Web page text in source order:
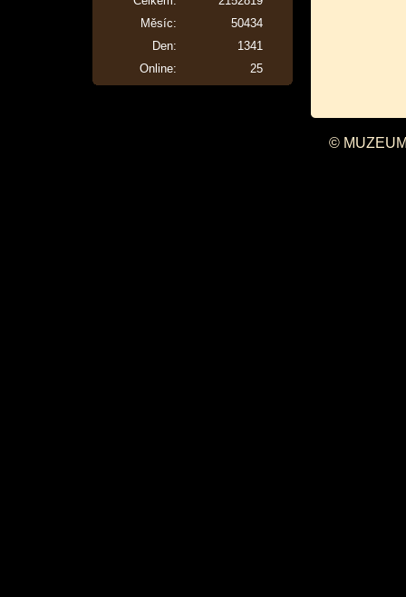
Online: 25
Měsíc:
50434
Den:
1341
©